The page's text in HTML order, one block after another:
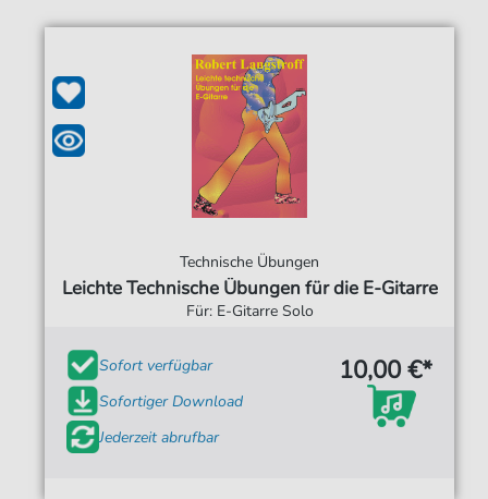
Technische Übungen
Leichte Technische Übungen für die E-Gitarre
Für: E-Gitarre Solo
Sofort verfügbar
Sofortiger Download
Jederzeit abrufbar
10,00 €*